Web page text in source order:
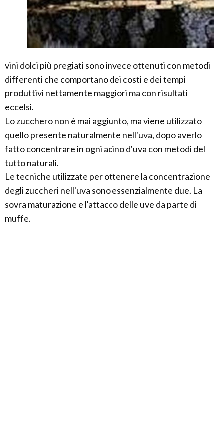
vini dolci più pregiati sono invece ottenuti con metodi
differenti che comportano dei costi e dei tempi
produttivi nettamente maggiori ma con risultati
eccelsi.
Lo zucchero non è mai aggiunto, ma viene utilizzato
quello presente naturalmente nell'uva, dopo averlo
fatto concentrare in ogni acino d'uva con metodi del
tutto naturali.
Le tecniche utilizzate per ottenere la concentrazione
degli zuccheri nell'uva sono essenzialmente due. La
sovra maturazione e l'attacco delle uve da parte di
muffe.